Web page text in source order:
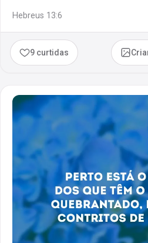
Hebreus 13:6
9 curtidas